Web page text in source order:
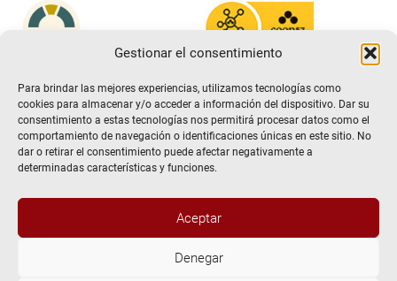
Gestionar el consentimiento
Para brindar las mejores experiencias, utilizamos tecnologías como
cookies para almacenar y/o acceder a información del dispositivo. Dar su
consentimiento a estas tecnologías nos permitirá procesar datos como el
comportamiento de navegación o identificaciones únicas en este sitio. No
dar o retirar el consentimiento puede afectar negativamente a
determinadas características y funciones.
Aceptar
Denegar